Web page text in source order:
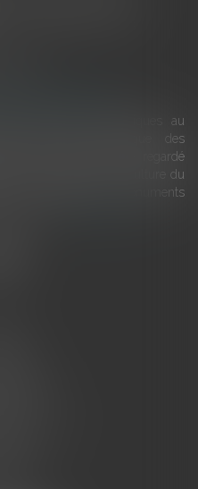
historiques
monuments historiques au
et touristique des
a longtemps été regardé
la commission de la culture du
à la gestion des monuments